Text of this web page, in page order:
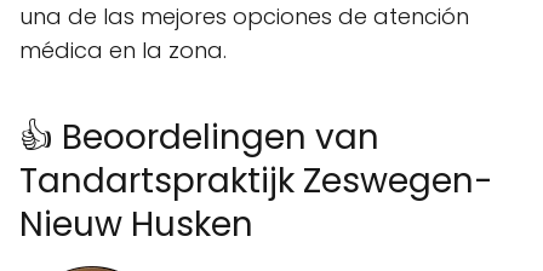
una de las mejores opciones de atención
médica en la zona.
👍 Beoordelingen van
Tandartspraktijk Zeswegen-
Nieuw Husken